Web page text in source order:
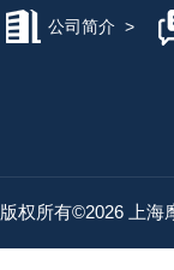
公司简介 >
版权所有©2026 上海